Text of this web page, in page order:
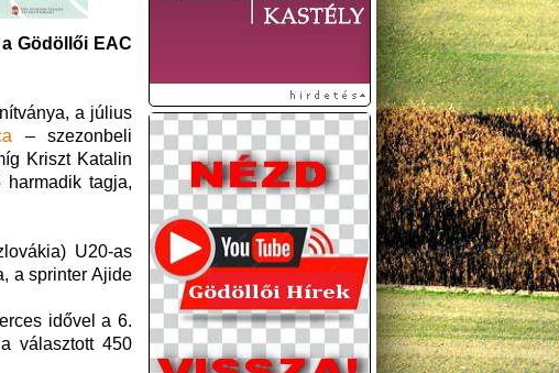
Gödöllői EAC
a július
– szezonbeli
Kriszt Katalin
tagja,
U20-as
a sprinter Ajide
idővel a 6.
választott 450